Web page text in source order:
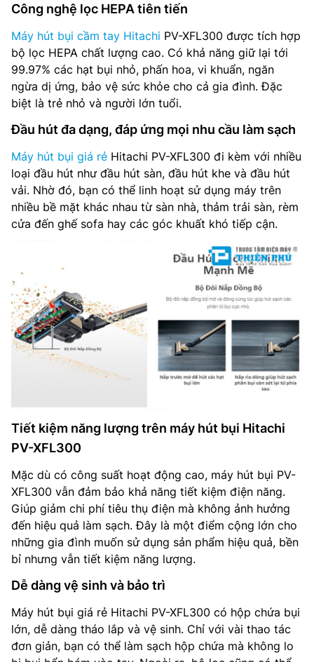
Công nghệ lọc HEPA tiên tiến
Máy hút bụi cầm tay Hitachi PV-XFL300 được tích hợp
bộ lọc HEPA chất lượng cao. Có khả năng giữ lại tới
99.97% các hạt bụi nhỏ, phấn hoa, vi khuẩn, ngăn
ngừa dị ứng, bảo vệ sức khỏe cho cả gia đình. Đặc
biệt là trẻ nhỏ và người lớn tuổi.
Đầu hút đa dạng, đáp ứng mọi nhu cầu làm sạch
Máy hút bụi giá rẻ Hitachi PV-XFL300 đi kèm với nhiều
loại đầu hút như đầu hút sàn, đầu hút khe và đầu hút
vải. Nhờ đó, bạn có thể linh hoạt sử dụng máy trên
nhiều bề mặt khác nhau từ sàn nhà, thảm trải sàn, rèm
cửa đến ghế sofa hay các góc khuất khó tiếp cận.
Tiết kiệm năng lượng trên máy hút bụi Hitachi
PV-XFL300
Mặc dù có công suất hoạt động cao, máy hút bụi PV-
XFL300 vẫn đảm bảo khả năng tiết kiệm điện năng.
Giúp giảm chi phí tiêu thụ điện mà không ảnh hưởng
đến hiệu quả làm sạch. Đây là một điểm cộng lớn cho
những gia đình muốn sử dụng sản phẩm hiệu quả, bền
bỉ nhưng vẫn tiết kiệm năng lượng.
Dễ dàng vệ sinh và bảo trì
Máy hút bụi giá rẻ Hitachi PV-XFL300 có hộp chứa bụi
lớn, dễ dàng tháo lắp và vệ sinh. Chỉ với vài thao tác
đơn giản, bạn có thể làm sạch hộp chứa mà không lo